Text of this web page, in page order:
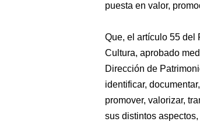
puesta en valor,
Que, el artículo 55 del
Cultura, aprobado
Dirección de
identificar,
promover, valorizar,
sus distintos